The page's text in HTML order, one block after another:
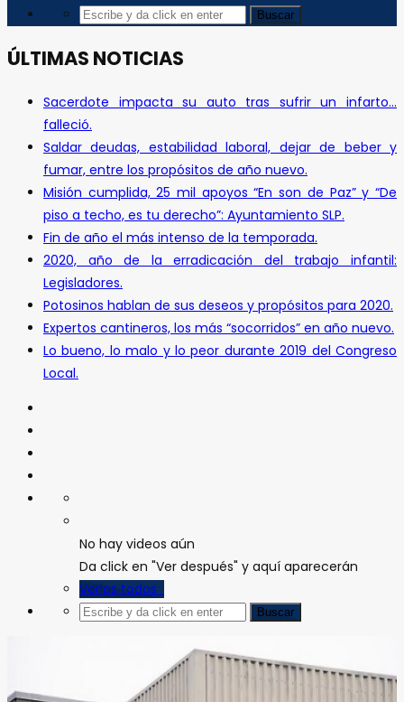
ÚLTIMAS NOTICIAS
Sacerdote impacta su auto tras sufrir un infarto…
falleció.
Saldar deudas, estabilidad laboral, dejar de beber y
fumar, entre los propósitos de año nuevo.
Misión cumplida, 25 mil apoyos “En son de Paz” y “De
piso a techo, es tu derecho”: Ayuntamiento SLP.
Fin de año el más intenso de la temporada.
2020, año de la erradicación del trabajo infantil:
Legisladores.
Potosinos hablan de sus deseos y propósitos para 2020.
Expertos cantineros, los más “socorridos” en año nuevo.
Lo bueno, lo malo y lo peor durante 2019 del Congreso
Local.
No hay videos aún
Da click en "Ver después" y aquí aparecerán
Verlos todos